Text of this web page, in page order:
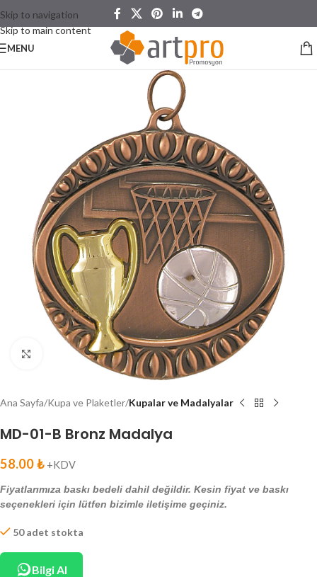
Skip to navigation
Skip to main content
MENU
Click to enlarge
Ana Sayfa Kupa ve Plaketler Kupalar ve Madalyalar
MD-01-B Bronz Madalya
58.00₺ +KDV
Fiyatlarımıza baskı bedeli dahil değildir. Kesin fiyat ve baskı
seçenekleri için lütfen bizimle iletişime geçiniz.
50 adet stokta
Bilgi Al